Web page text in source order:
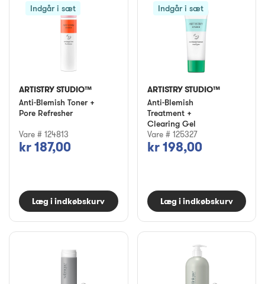
Indgår i sæt
ARTISTRY STUDIO™
Anti-Blemish Toner +
Pore Refresher
Vare # 124813
kr 187,00
Læg i indkøbskurv
Indgår i sæt
ARTISTRY STUDIO™
Anti-Blemish
Treatment +
Clearing Gel
Vare # 125327
kr 198,00
Læg i indkøbskurv